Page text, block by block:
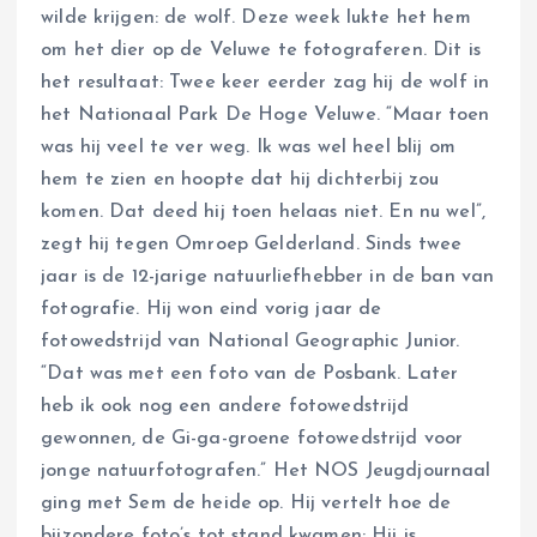
wilde krijgen: de wolf. Deze week lukte het hem
om het dier op de Veluwe te fotograferen. Dit is
het resultaat: Twee keer eerder zag hij de wolf in
het Nationaal Park De Hoge Veluwe. “Maar toen
was hij veel te ver weg. Ik was wel heel blij om
hem te zien en hoopte dat hij dichterbij zou
komen. Dat deed hij toen helaas niet. En nu wel”,
zegt hij tegen Omroep Gelderland. Sinds twee
jaar is de 12-jarige natuurliefhebber in de ban van
fotografie. Hij won eind vorig jaar de
fotowedstrijd van National Geographic Junior.
“Dat was met een foto van de Posbank. Later
heb ik ook nog een andere fotowedstrijd
gewonnen, de Gi-ga-groene fotowedstrijd voor
jonge natuurfotografen.” Het NOS Jeugdjournaal
ging met Sem de heide op. Hij vertelt hoe de